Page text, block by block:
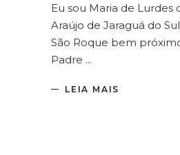
Eu sou Maria de Lurdes
Araújo de Jaraguá do
São Roque bem
Padre
LEIA MAIS